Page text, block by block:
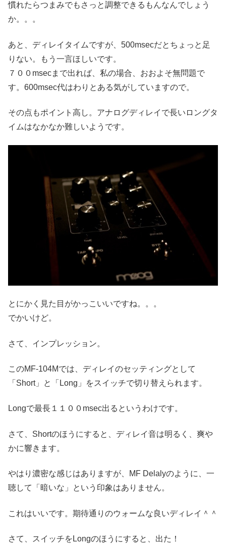
慣れたらつまみでもさっと調整できるもんなんでしょう
か。。。
あと、ディレイタイムですが、500msecだとちょっと足
りない。もう一言ほしいです。
７００msecまで出れば、私の場合、おおよそ無問題で
す。600msec代はわりとある気がしていますので。
その点もポイント高し。アナログディレイで長いロングタ
イムはなかなか難しいようです。
とにかく見た目がかっこいいですね。。。
でかいけど。
さて、インプレッション。
このMF-104Mでは、ディレイのセッティングとして
「Short」と「Long」をスイッチで切り替えられます。
Longで最長１１００msec出るというわけです。
さて、Shortのほうにすると、ディレイ音は明るく、爽や
かに響きます。
やはり濃密な感じはありますが、MF Delalyのように、一
聴して「暗いな」という印象はありません。
これはいいです。期待通りのウォームな良いディレイ＾＾
さて、スイッチをLongのほうにすると、出た！